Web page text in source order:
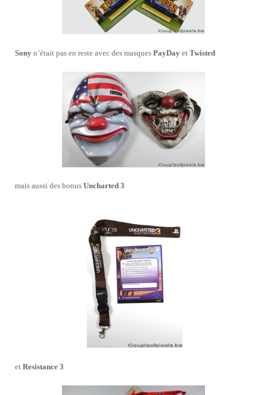
Sony n’était pas en reste avec des masques PayDay et Twisted
mais aussi des bonus Uncharted 3
et Resistance 3